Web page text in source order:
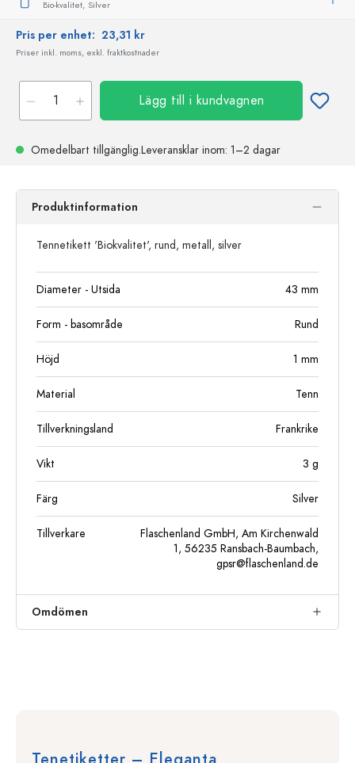
Bio-kvalitet, Silver
Pris per enhet: 23,31 kr
Priser inkl. moms, exkl. fraktkostnader
Lägg till i kundvagnen
Omedelbart tillgänglig.Leveransklar inom: 1–2 dagar
Produktinformation
Tennetikett 'Biokvalitet', rund, metall, silver
Diameter - Utsida 43 mm
Form - basområde Rund
Höjd 1 mm
Material Tenn
Tillverkningsland Frankrike
Vikt 3 g
Färg Silver
Tillverkare
Flaschenland GmbH, Am Kirchenwald
1, 56235 Ransbach-Baumbach,
gpsr@flaschenland.de
Omdömen